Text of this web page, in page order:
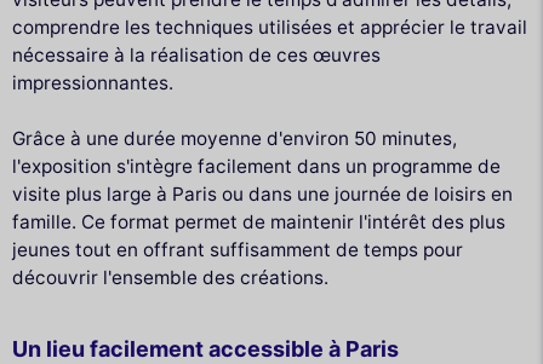
comprendre les techniques utilisées et apprécier le travail
nécessaire à la réalisation de ces œuvres
impressionnantes.
Grâce à une durée moyenne d'environ 50 minutes,
l'exposition s'intègre facilement dans un programme de
visite plus large à Paris ou dans une journée de loisirs en
famille. Ce format permet de maintenir l'intérêt des plus
jeunes tout en offrant suffisamment de temps pour
découvrir l'ensemble des créations.
Un lieu facilement accessible à Paris